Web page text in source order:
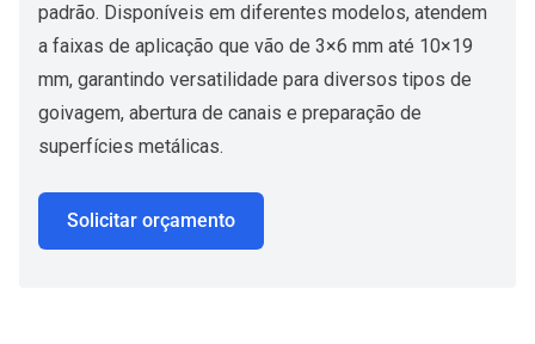
padrão. Disponíveis em diferentes modelos, atendem
a faixas de aplicação que vão de 3×6 mm até 10×19
mm, garantindo versatilidade para diversos tipos de
goivagem, abertura de canais e preparação de
superfícies metálicas.
Solicitar orçamento